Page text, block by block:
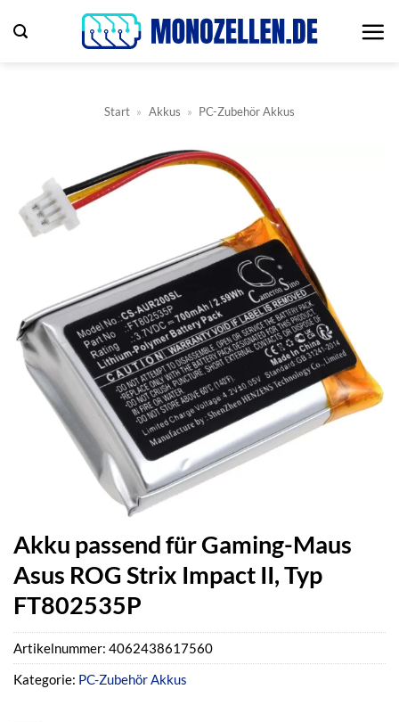
Inhalt
Start » Akkus » PC-Zubehör Akkus
Akku passend für Gaming-Maus
Asus ROG Strix Impact II, Typ
FT802535P
Artikelnummer: 4062438617560
Kategorie: PC-Zubehör Akkus